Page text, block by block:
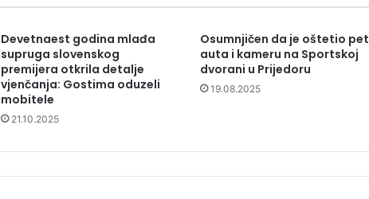
Devetnaest godina mlađa
supruga slovenskog
premijera otkrila detalje
vjenčanja: Gostima oduzeli
mobitele
21.10.2025
Osumnjičen da je oštetio pet
auta i kameru na Sportskoj
dvorani u Prijedoru
19.08.2025